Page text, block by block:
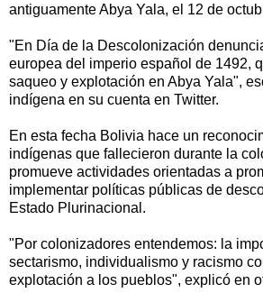
antiguamente Abya Yala, el 12 de
"En Día de la Descolonización
europea del imperio español de 1492,
saqueo y explotación en Abya Yala",
indígena en su cuenta en Twitter.
En esta fecha Bolivia hace un
indígenas que fallecieron durante la
promueve actividades orientadas a
implementar políticas públicas de
Estado Plurinacional.
"Por colonizadores entendemos: la
sectarismo, individualismo y racismo
explotación a los pueblos", explicó en